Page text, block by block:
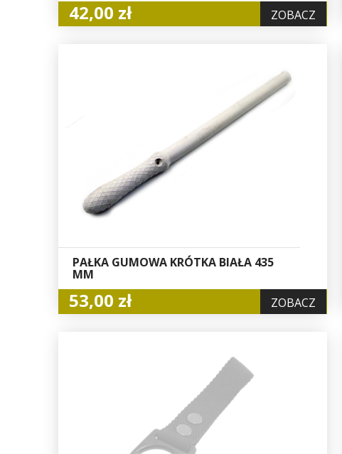
42,00 zł ZOBACZ
PAŁKA GUMOWA KRÓTKA BIAŁA 435
MM
53,00 zł ZOBACZ